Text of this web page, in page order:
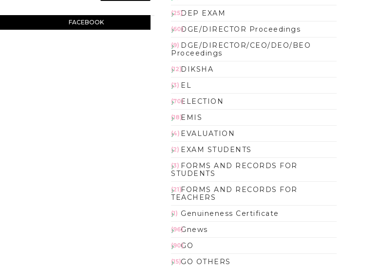
FACEBOOK
DEP EXAM
(25)
DGE/DIRECTOR Proceedings
(60)
DGE/DIRECTOR/CEO/DEO/BEO
Proceedings
(9)
DIKSHA
(12)
EL
(3)
ELECTION
(70)
EMIS
(18)
EVALUATION
(4)
EXAM STUDENTS
(2)
FORMS AND RECORDS FOR
STUDENTS
(3)
FORMS AND RECORDS FOR
TEACHERS
(21)
Genuineness Certificate
(1)
Gnews
(96)
GO
(90)
GO OTHERS
(15)